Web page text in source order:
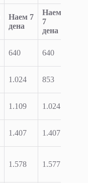
Наем 7
дена
Наем
7
дена
640 640
1.024 853
1.109 1.024
1.407 1.407
1.578 1.577